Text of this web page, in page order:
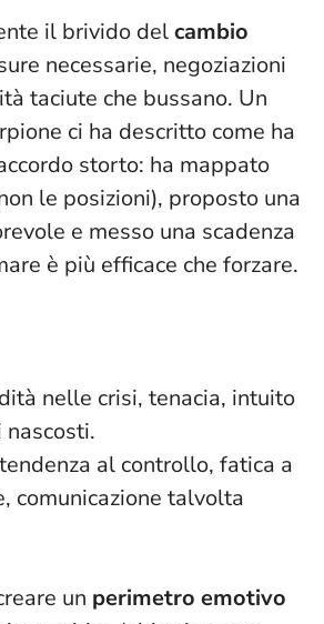
il brivido delcambio
necessarie, negoziazioni
taciute che bussano. Un
ci ha descritto come ha
storto: ha mappato
le posizioni), proposto una
e messo una scadenza
è più efficace che forzare.
nelle crisi, tenacia, intuito
nascosti.
al controllo, fatica a
comunicazione talvolta
un perimetro emotivo